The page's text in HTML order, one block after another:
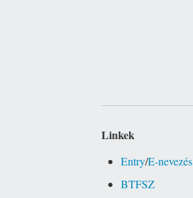
Linkek
Entry/E-nevezés
BTFSZ